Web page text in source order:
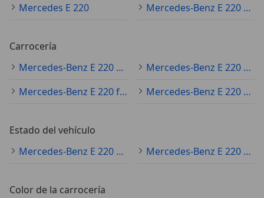
Mercedes E 220
Mercedes-Benz E 220 Especificaciones técnicas
Carrocería
Mercedes-Benz E 220 sedán
Mercedes-Benz E 220 coupé
Mercedes-Benz E 220 familiar
Mercedes-Benz E 220 cabrio
Estado del vehículo
Mercedes-Benz E 220 ocasión
Mercedes-Benz E 220 nuevo
Color de la carrocería